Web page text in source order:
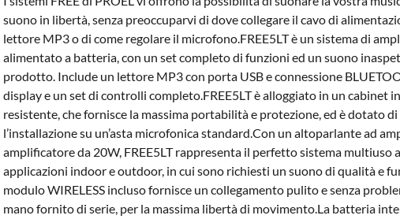
suono in libertà, senza preoccuparvi di dove collegare il cavo di
lettore MP3 o di come regolare il microfono.FREE5LT è un sistema di
alimentato a batteria, con un set completo di funzioni ed un suono
prodotto. Include un lettore MP3 con porta USB e connessione
display e un set di controlli completo.FREE5LT è alloggiato in un cabinet
resistente, che fornisce la massima portabilità e protezione, ed è dotato
l’installazione su un’asta microfonica standard.Con un altoparlante ad
amplificatore da 20W, FREE5LT rappresenta il perfetto sistema multiuso
applicazioni indoor e outdoor, in cui sono richiesti un suono di qualità e
modulo WIRELESS incluso fornisce un collegamento pulito e senza
mano fornito di serie, per la massima libertà di movimento.La batteria